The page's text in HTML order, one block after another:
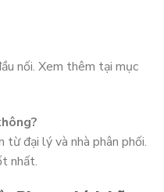
nối. Xem thêm tại mục
từ đại lý và nhà phân phối.
nhất.